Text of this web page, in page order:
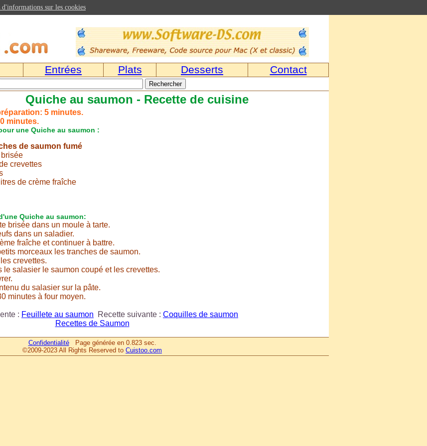
Entrées Plats Desserts Contact
Quiche au saumon - Recette de cuisine
5 minutes.
minutes.
une Quiche au saumon :
de saumon fumé
crevettes
de crème fraîche
Quiche au saumon:
brisée dans un moule à tarte.
dans un saladier.
fraîche et continuer à battre.
morceaux les tranches de saumon.
crevettes.
le salasier le saumon coupé et les crevettes.
du salasier sur la pâte.
minutes à four moyen.
: Feuillete au saumon Recette suivante : Coquilles de saumon
Recettes de Saumon
ConfidentialitéPage générée en 0.823 sec.
©2009-2023 All Rights Reserved to Cuistoo.com
d'informations sur les cookies